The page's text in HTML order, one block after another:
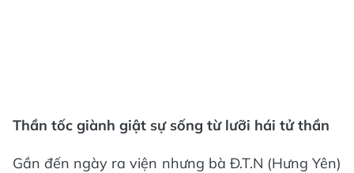
Thần tốc giành giật sự sống từ lưỡi hái tử thần
Gần đến ngày ra viện nhưng bà Đ.T.N (Hưng Yên)